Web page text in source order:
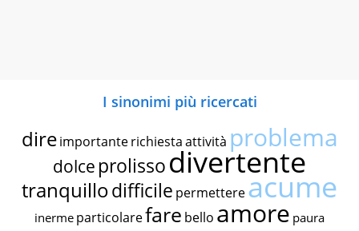
I sinonimi più ricercati
dire importante richiestaattività problema
dolce prolissodivertente
tranquillodifficile permettereacume
inerme particolarefare bello amore paura